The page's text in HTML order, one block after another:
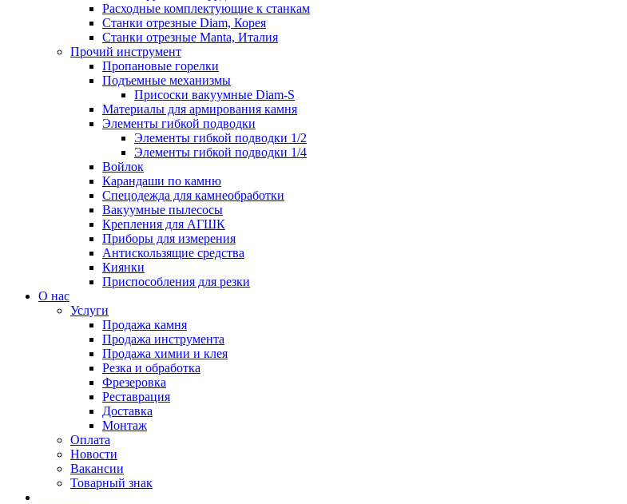
Расходные комплектующие к станкам
Станки отрезные Diam, Корея
Станки отрезные Manta, Италия
Прочий инструмент
Пропановые горелки
Подъeмные механизмы
Присоски вакуумные Diam-S
Материалы для армирования камня
Элементы гибкой подводки
Элементы гибкой подводки 1/2
Элементы гибкой подводки 1/4
Войлок
Карандаши по камню
Спецодежда для камнеобработки
Вакуумные пылесосы
Крепления для АГШК
Приборы для измерения
Антискользящие средства
Киянки
Приспособления для резки
О нас
Услуги
Продажа камня
Продажа инструмента
Продажа химии и клея
Резка и обработка
Фрезеровка
Реставрация
Доставка
Монтаж
Оплата
Новости
Вакансии
Товарный знак